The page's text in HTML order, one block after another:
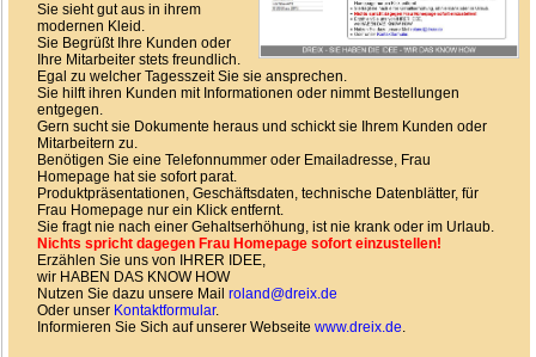
Sie sieht gut aus in ihrem
modernen Kleid.
Sie Begrüßt Ihre Kunden oder
Ihre Mitarbeiter stets freundlich.
Egal zu welcher Tagesszeit Sie sie ansprechen.
Sie hilft ihren Kunden mit Informationen oder nimmt Bestellungen
entgegen.
Gern sucht sie Dokumente heraus und schickt sie Ihrem Kunden oder
Mitarbeitern zu.
Benötigen Sie eine Telefonnummer oder Emailadresse, Frau
Homepage hat sie sofort parat.
Produktpräsentationen, Geschäftsdaten, technische Datenblätter, für
Frau Homepage nur ein Klick entfernt.
Sie fragt nie nach einer Gehaltserhöhung, ist nie krank oder im Urlaub.
Nichts spricht dagegen Frau Homepage sofort einzustellen!
Erzählen Sie uns von IHRER IDEE,
wir HABEN DAS KNOW HOW
Nutzen Sie dazu unsere Mail roland@dreix.de
Oder unser Kontaktformular.
Informieren Sie Sich auf unserer Webseite www.dreix.de.